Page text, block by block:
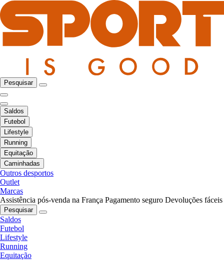
Pesquisar
Saldos
Futebol
Lifestyle
Running
Equitação
Caminhadas
Outros desportos
Outlet
Marcas
Assistência pós-venda na França Pagamento seguro Devoluções fáceis
Pesquisar
Saldos
Futebol
Lifestyle
Running
Equitação